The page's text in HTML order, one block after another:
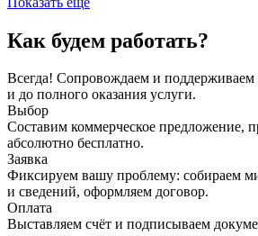
Как будем работать?
Всегда! Сопровождаем и поддерживаем
и до полного оказания услуги.
Выбор
Составим коммерческое предложение,
абсолютно бесплатно.
Заявка
Фиксируем вашу проблему: собираем
и сведений, оформляем договор.
Оплата
Выставляем счёт и подписываем